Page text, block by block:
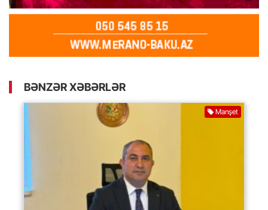
BƏNZƏR XƏBƏRLƏR
Manşet